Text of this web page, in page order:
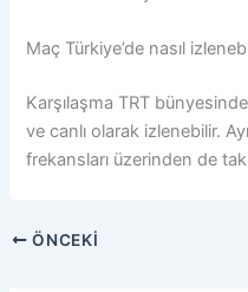
Maç Türkiye’de nasıl
Karşılaşma TRT
ve canlı olarak izlenebilir.
frekansları üzerinden de
ÖNCEKI